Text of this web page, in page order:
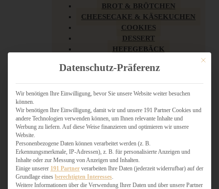
BROT & BRÖTCHEN
CHEESECAKE & KÄSEKUCHEN
COOKIES
DESSERT
HEFEGEBÄCK
KUCHEN
LOW CARB & GESÜNDER
MY AMERICAN BAKERY
SCHOKOLADIGES
SÜSSES HAUPTGERICHT
TÖRTCHEN
VEGAN SÜSS
WEIHNACHTSBÄCKEREI
Mit
Datenschutz-Präferenz
Wir benötigen Ihre Einwilligung, bevor Sie unsere Website weiter besuchen
können.
Wir benötigen Ihre Einwilligung, damit wir und unsere 191 Partner Cookies und
andere Technologien verwenden können, um Ihnen relevante Inhalte und
Werbung zu liefern. Auf diese Weise finanzieren und optimieren wir unsere
Website.
Personenbezogene Daten können verarbeitet werden (z. B.
Erkennungsmerkmale, IP-Adressen), z. B. für personalisierte Anzeigen und
Inhalte oder zur Messung von Anzeigen und Inhalten.
Einige unserer 191 Partner verarbeiten Ihre Daten (jederzeit widerrufbar) auf der
Grundlage eines berechtigten Interesses
Weitere Informationen über die Verwendung Ihrer Daten und über unsere Partner